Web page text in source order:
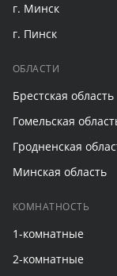
г. Минск
г. Пинск
ОБЛАСТИ
Брестская область
Гомельская
Гродненская
Минская область
КОМНАТНОСТЬ
1-комнатные
2-комнатные